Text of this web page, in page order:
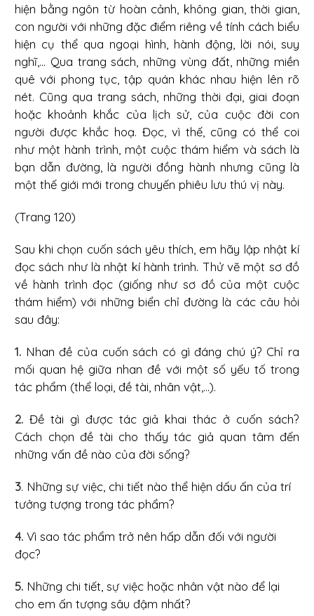
hiện bằng ngôn từ hoàn cảnh, không gian, thời gian,
con người với những đặc điểm riêng về tính cách biểu
hiện cụ thể qua ngoại hình, hành động, lời nói, suy
nghĩ,... Qua trang sách, những vùng đất, những miền
quê với phong tục, tập quán khác nhau hiện lên rõ
nét. Cũng qua trang sách, những thời đại, giai đoạn
hoặc khoảnh khắc của lịch sử, của cuộc đời con
người được khắc hoạ. Đọc, vì thế, cũng có thể coi
như một hành trình, một cuộc thám hiểm và sách là
bạn dẫn đường, là người đồng hành nhưng cũng là
một thế giới mới trong chuyến phiêu lưu thú vị này.
(Trang 120)
Sau khi chọn cuốn sách yêu thích, em hãy lập nhật kí
đọc sách như là nhật kí hành trình. Thử vẽ một sơ đồ
về hành trình đọc (giống như sơ đồ của một cuộc
thám hiểm) với những biển chỉ đường là các câu hỏi
sau đây:
1. Nhan đề của cuốn sách có gì đáng chú ý? Chỉ ra
mối quan hệ giữa nhan đề với một số yếu tố trong
tác phẩm (thể loại, đề tài, nhân vật,...).
2. Đề tài gì được tác giả khai thác ở cuốn sách?
Cách chọn đề tài cho thấy tác giả quan tâm đến
những vấn đề nào của đời sống?
3. Những sự việc, chi tiết nào thể hiện dấu ấn của trí
tưởng tượng trong tác phẩm?
4. Vì sao tác phẩm trở nên hấp dẫn đối với người
đọc?
5. Những chi tiết, sự việc hoặc nhân vật nào để lại
cho em ấn tượng sâu đậm nhất?